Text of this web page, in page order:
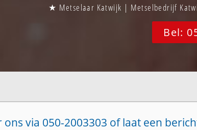
★ Metselaar Katwijk | Metselbedrijf
Bel:
ons via 050-2003303 of laat een